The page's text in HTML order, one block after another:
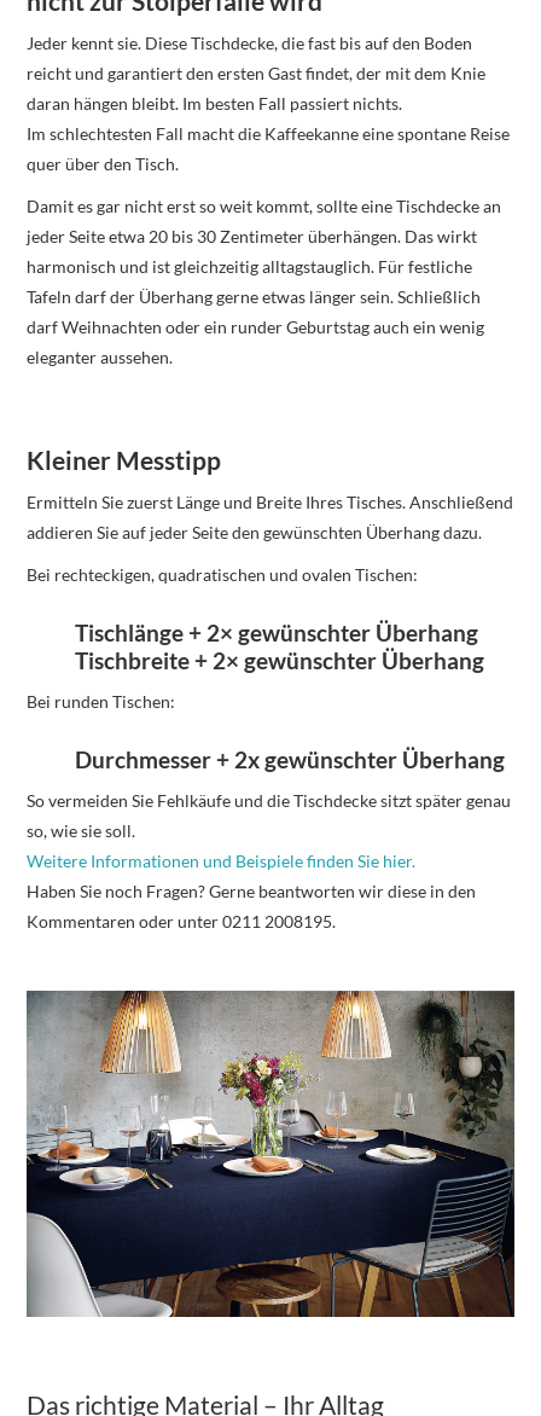
Jeder kennt sie. Diese Tischdecke, die fast bis auf den Boden
reicht und garantiert den ersten Gast findet, der mit dem Knie
daran hängen bleibt. Im besten Fall passiert nichts.
Im schlechtesten Fall macht die Kaffeekanne eine spontane Reise
quer über den Tisch.
Damit es gar nicht erst so weit kommt, sollte eine Tischdecke an
jeder Seite etwa 20 bis 30 Zentimeter überhängen. Das wirkt
harmonisch und ist gleichzeitig alltagstauglich. Für festliche
Tafeln darf der Überhang gerne etwas länger sein. Schließlich
darf Weihnachten oder ein runder Geburtstag auch ein wenig
eleganter aussehen.
Kleiner Messtipp
Ermitteln Sie zuerst Länge und Breite Ihres Tisches. Anschließend
addieren Sie auf jeder Seite den gewünschten Überhang dazu.
Bei rechteckigen, quadratischen und ovalen Tischen:
Tischlänge + 2× gewünschter Überhang
Tischbreite + 2× gewünschter Überhang
Bei runden Tischen:
Durchmesser + 2x gewünschter Überhang
So vermeiden Sie Fehlkäufe und die Tischdecke sitzt später genau
so, wie sie soll.
Weitere Informationen und Beispiele finden Sie hier.
Haben Sie noch Fragen? Gerne beantworten wir diese in den
Kommentaren oder unter 0211 2008195.
Das richtige Material – Ihr Alltag